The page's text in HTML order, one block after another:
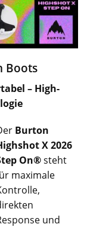
Boots
– High-
Burton
X 2026
On®steht
maximale
und